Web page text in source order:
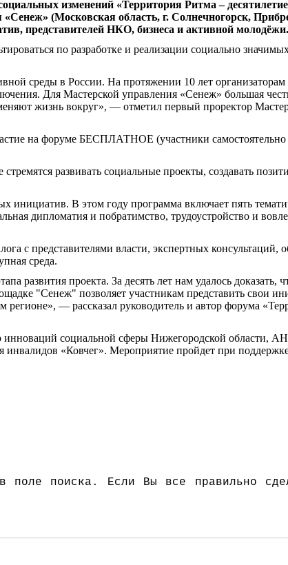
изменений «Территория Ритма –
«Сенеж» (Московская область, г. Солнечногорск,
представителей НКО, бизнеса и активной молодёжи.
по разработке и реализации социально
среды в России. На протяжении 10 лет организаторам
Для Мастерской управления «Сенеж» большая
жизнь вокруг», — отметил первый проректор
на форуме БЕСПЛАТНОЕ (участники
развивать социальные проекты, создавать
инициатив. В этом году программа включает пять
дипломатия и побратимство, трудоустройство и
с представителями власти, экспертных консультаций,
среда.
развития проекта. За десять лет нам удалось
"Сенеж" позволяет участникам представить свои
— рассказал руководитель и автор форума
инноваций социальной сферы Нижегородской области,
инвалидов «Ковчег». Мероприятие пройдет при
поле поиска. Если Вы все правильно